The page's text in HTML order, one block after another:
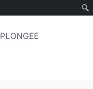
PLONGEE